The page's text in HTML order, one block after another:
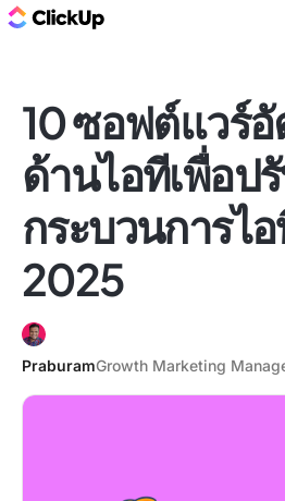
10 ซอฟต์แวร์
ด้านไอทีเพื่อป
กระบวนการไ
2025
PraburamGrowth Marketing